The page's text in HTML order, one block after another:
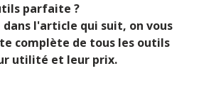
parfaite ?
dans l'article qui suit, on vous
complète de tous les outils
utilité et leur prix.